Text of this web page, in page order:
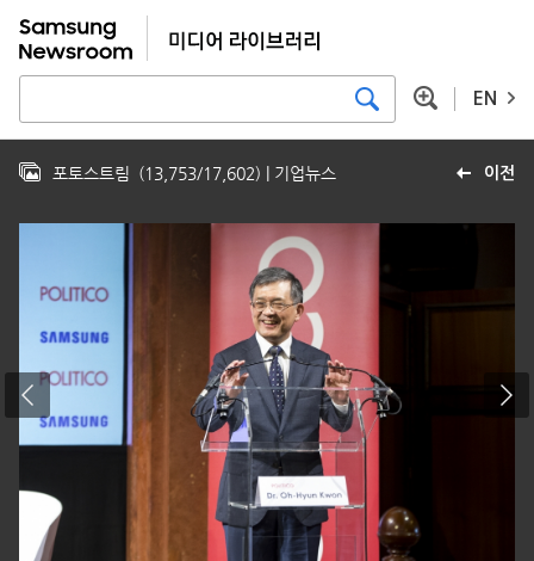
EN
이전
포토스트림 (13,753/17,602) | 기업뉴스